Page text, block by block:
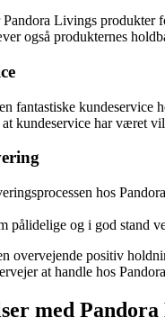
Livings
også produkternes
fantastiske
kundeservice har været
hos
pålidelige og i god stand
overvejende positiv
at handle hos
med